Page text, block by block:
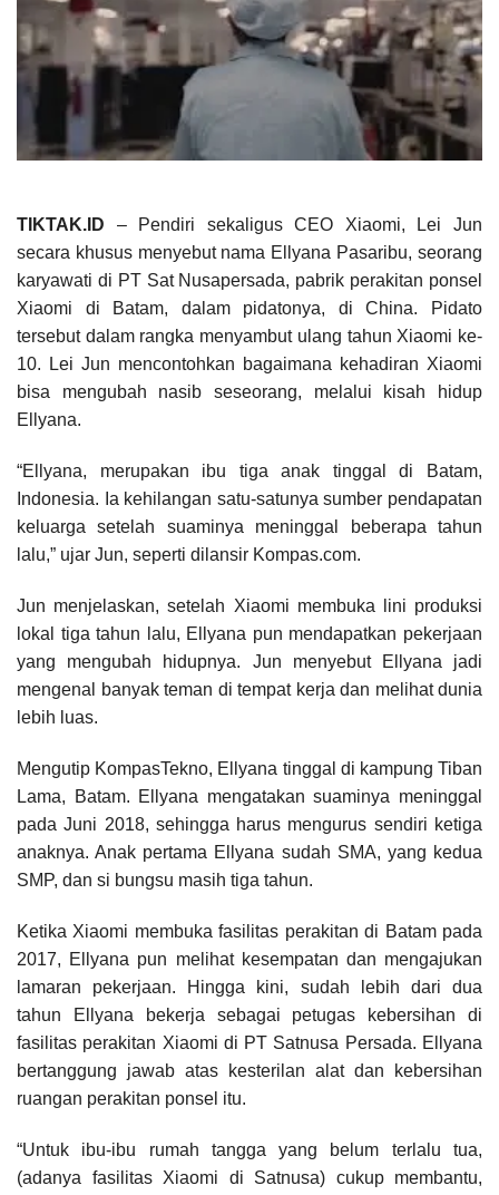
TIKTAK.ID – Pendiri sekaligus CEO Xiaomi, Lei Jun
secara khusus menyebut nama Ellyana Pasaribu, seorang
karyawati di PT Sat Nusapersada, pabrik perakitan ponsel
Xiaomi di Batam, dalam pidatonya, di China. Pidato
tersebut dalam rangka menyambut ulang tahun Xiaomi ke-
10. Lei Jun mencontohkan bagaimana kehadiran Xiaomi
bisa mengubah nasib seseorang, melalui kisah hidup
Ellyana.
“Ellyana, merupakan ibu tiga anak tinggal di Batam,
Indonesia. Ia kehilangan satu-satunya sumber pendapatan
keluarga setelah suaminya meninggal beberapa tahun
lalu,” ujar Jun, seperti dilansir Kompas.com.
Jun menjelaskan, setelah Xiaomi membuka lini produksi
lokal tiga tahun lalu, Ellyana pun mendapatkan pekerjaan
yang mengubah hidupnya. Jun menyebut Ellyana jadi
mengenal banyak teman di tempat kerja dan melihat dunia
lebih luas.
Mengutip KompasTekno, Ellyana tinggal di kampung Tiban
Lama, Batam. Ellyana mengatakan suaminya meninggal
pada Juni 2018, sehingga harus mengurus sendiri ketiga
anaknya. Anak pertama Ellyana sudah SMA, yang kedua
SMP, dan si bungsu masih tiga tahun.
Ketika Xiaomi membuka fasilitas perakitan di Batam pada
2017, Ellyana pun melihat kesempatan dan mengajukan
lamaran pekerjaan. Hingga kini, sudah lebih dari dua
tahun Ellyana bekerja sebagai petugas kebersihan di
fasilitas perakitan Xiaomi di PT Satnusa Persada. Ellyana
bertanggung jawab atas kesterilan alat dan kebersihan
ruangan perakitan ponsel itu.
“Untuk ibu-ibu rumah tangga yang belum terlalu tua,
(adanya fasilitas Xiaomi di Satnusa) cukup membantu,